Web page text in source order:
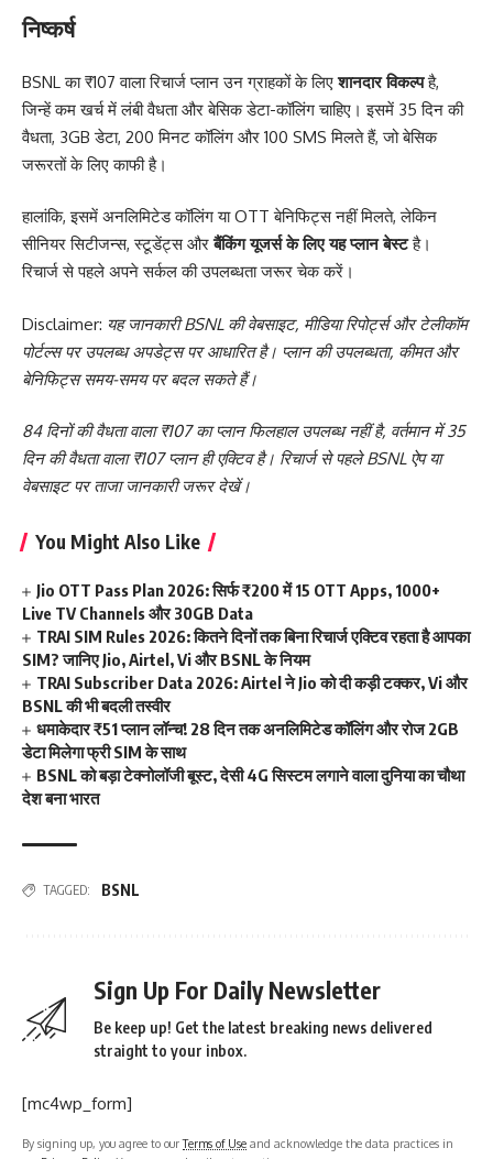
निष्कर्ष
BSNL का ₹107 वाला रिचार्ज प्लान उन ग्राहकों के लिएशानदार विकल्पहै,
जिन्हें कम खर्च में लंबी वैधता और बेसिक डेटा-कॉलिंग चाहिए। इसमें 35 दिन की
वैधता, 3GB डेटा, 200 मिनट कॉलिंग और 100 SMS मिलते हैं, जो बेसिक
जरूरतों के लिए काफी है।
हालांकि, इसमें अनलिमिटेड कॉलिंग या OTT बेनिफिट्स नहीं मिलते, लेकिन
सीनियर सिटीजन्स, स्टूडेंट्स औरबैंकिंग यूजर्स के लिए यह प्लान बेस्टहै।
रिचार्ज से पहले अपने सर्कल की उपलब्धता जरूर चेक करें।
Disclaimer: यह जानकारी BSNL की वेबसाइट, मीडिया रिपोर्ट्स और टेलीकॉम
पोर्टल्स पर उपलब्ध अपडेट्स पर आधारित है। प्लान की उपलब्धता, कीमत और
बेनिफिट्स समय-समय पर बदल सकते हैं।
84 दिनों की वैधता वाला ₹107 का प्लान फिलहाल उपलब्ध नहीं है, वर्तमान में 35
दिन की वैधता वाला ₹107 प्लान ही एक्टिव है। रिचार्ज से पहले BSNL ऐप या
वेबसाइट पर ताजा जानकारी जरूर देखें।
You Might Also Like
Jio OTT Pass Plan 2026: सिर्फ ₹200 में 15 OTT Apps, 1000+
Live TV Channels और 30GB Data
TRAI SIM Rules 2026: कितने दिनों तक बिना रिचार्ज एक्टिव रहता है आपका
SIM? जानिए Jio, Airtel, Vi और BSNL के नियम
TRAI Subscriber Data 2026: Airtel ने Jio को दी कड़ी टक्कर, Vi और
BSNL की भी बदली तस्वीर
धमाकेदार ₹51 प्लान लॉन्च! 28 दिन तक अनलिमिटेड कॉलिंग और रोज 2GB
डेटा मिलेगा फ्री SIM के साथ
BSNL को बड़ा टेक्नोलॉजी बूस्ट, देसी 4G सिस्टम लगाने वाला दुनिया का चौथा
देश बना भारत
TAGGED: BSNL
Sign Up For Daily Newsletter
Be keep up! Get the latest breaking news delivered
straight to your inbox.
[mc4wp_form]
By signing up, you agree to ourTerms of Use and acknowledge the data practices in